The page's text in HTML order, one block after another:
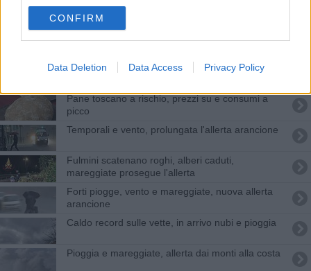
CONFIRM
Data Deletion Data Access Privacy Policy
Quattro milioni per la sicurezza delle strade
Dalla Regione in arrivo 10 milioni per i ponti
Pane toscano a rischio, prezzi su e consumi a
picco
Temporali e vento, prolungata l'allerta arancione
Fulmini scatenano roghi, alberi caduti,
mareggiate prosegue l'allerta
Forti piogge, vento e mareggiate, nuova allerta
arancione
Caldo record sulle vette, in arrivo nubi e pioggia
Pioggia e mareggiate, allerta dai monti alla costa